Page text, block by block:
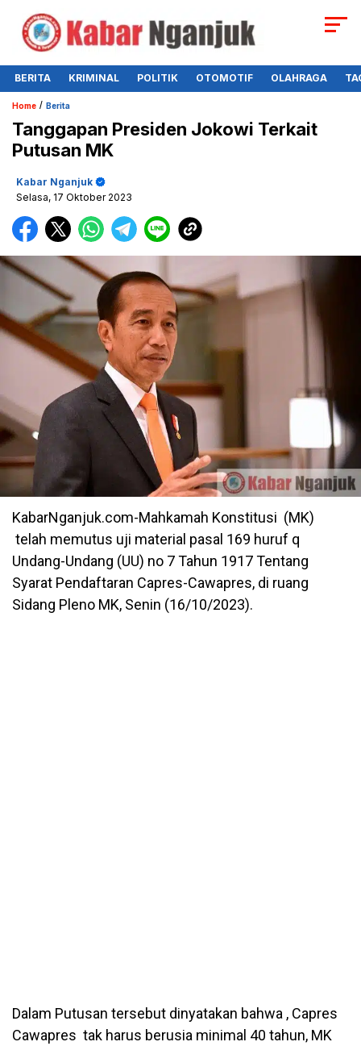
BERITA KRIMINAL POLITIK OTOMOTIF OLAHRAGA
Home / Berita
Tanggapan Presiden Jokowi Terkait
Putusan MK
Kabar Nganjuk
Selasa, 17 Oktober 2023
KabarNganjuk.com-Mahkamah Konstitusi (MK)
telah memutus uji material pasal 169 huruf q
Undang-Undang (UU) no 7 Tahun 1917 Tentang
Syarat Pendaftaran Capres-Cawapres, di ruang
Sidang Pleno MK, Senin (16/10/2023).
Dalam Putusan tersebut dinyatakan bahwa , Capres
Cawapres tak harus berusia minimal 40 tahun, MK